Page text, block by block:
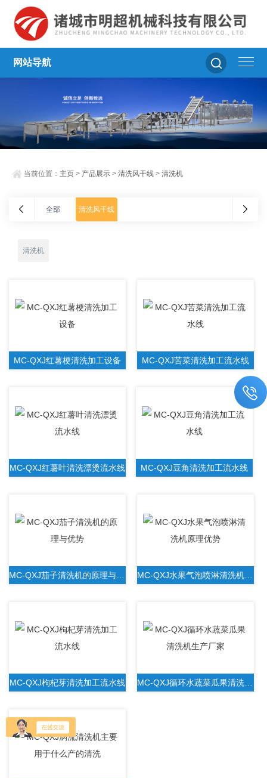
网站导航
当前位置： 主页 > 产品展示 >清洗风干线 >清洗机
全部 清洗风干线
清洗机
MC-QXJ红薯梗清洗加工设备 MC-QXJ苦菜清洗加工流水线
MC-QXJ红薯叶清洗漂烫流水线 MC-QXJ豆角清洗加工流水线
MC-QXJ枸杞芽清洗加工流水线